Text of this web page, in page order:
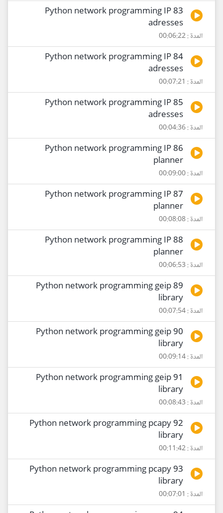
83 Python network programming IP
adresses
المدة : 00:06:22
84 Python network programming IP
adresses
المدة : 00:07:21
85 Python network programming IP
adresses
المدة : 00:04:36
86 Python network programming IP
planner
المدة : 00:09:00
87 Python network programming IP
planner
المدة : 00:08:08
88 Python network programming IP
planner
المدة : 00:06:53
89 Python network programming geip
library
المدة : 00:07:54
90 Python network programming geip
library
المدة : 00:09:14
91 Python network programming geip
library
المدة : 00:08:43
92 Python network programming pcapy
library
المدة : 00:11:42
93 Python network programming pcapy
library
المدة : 00:07:01